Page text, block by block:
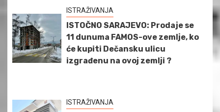
ISTRAŽIVANJA
ISTOČNO SARAJEVO: Prodaje se
11 dunuma FAMOS-ove zemlje, ko
će kupiti Dečansku ulicu
izgrađenu na ovoj zemlji ?
ISTRAŽIVANJA